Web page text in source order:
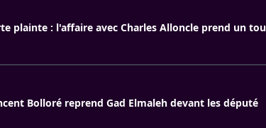
plainte : l'affaire avec Charles Alloncle prend un
Bolloré reprend Gad Elmaleh devant les député